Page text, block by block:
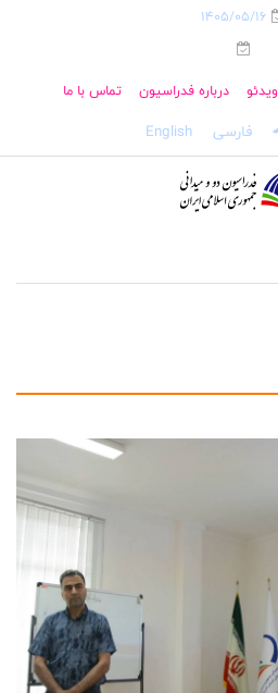
1405/05/16
ویدئو درباره فدراسیون تماس با ما
فارسی English